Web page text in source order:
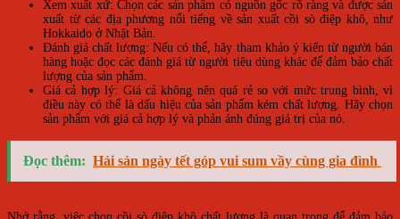
Xem xuất xứ: Chọn các sản phẩm có nguồn gốc rõ ràng và được sản
xuất từ các địa phương nổi tiếng về sản xuất cồi sò điệp khô, như
Hokkaido ở Nhật Bản.
Đánh giá chất lượng: Nếu có thể, hãy tham khảo ý kiến từ người bán
hàng hoặc đọc các đánh giá từ người tiêu dùng khác để đảm bảo chất
lượng của sản phẩm.
Giá cả hợp lý: Giá cả không nên quá rẻ so với mức trung bình, vì
điều này có thể là dấu hiệu của sản phẩm kém chất lượng. Hãy chọn
sản phẩm với giá cả hợp lý và phản ánh đúng giá trị của nó.
Đọc thêm: Hải sản ngày tết góp vui sum vầy cùng gia đình